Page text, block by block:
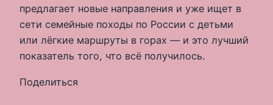
предлагает новые направления и уже ищет в
сети семейные походы по России с детьми
или лёгкие маршруты в горах — и это лучший
показатель того, что всё получилось.
Поделиться